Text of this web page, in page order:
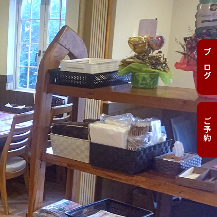
ブログ
ご予約